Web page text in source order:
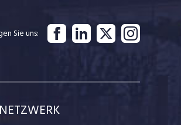
Sie uns
NETZWERK